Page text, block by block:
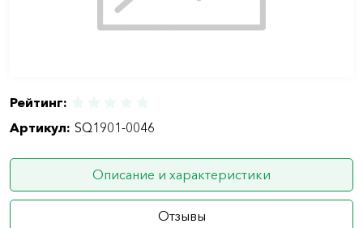
Рейтинг:
Артикул: SQ1901-0046
Описание и характеристики
Отзывы